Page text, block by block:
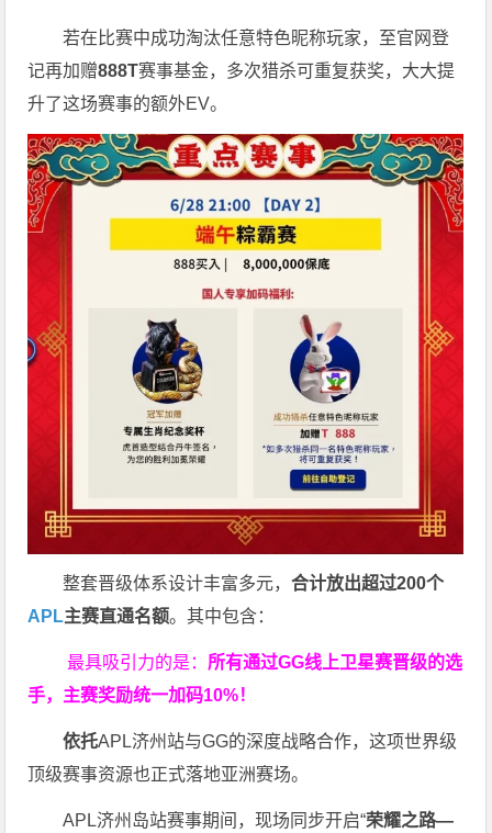
若在比赛中成功淘汰任意特色昵称玩家，至官网登
记再加赠888T赛事基金，多次猎杀可重复获奖，大大提
升了这场赛事的额外EV。
整套晋级体系设计丰富多元，合计放出超过200个
APL主赛直通名额。其中包含：
最具吸引力的是： 所有通过GG线上卫星赛晋级的选
手，主赛奖励统一加码10%！
依托APL济州站与GG的深度战略合作，这项世界级
顶级赛事资源也正式落地亚洲赛场。
APL济州岛站赛事期间，现场同步开启“荣耀之路—